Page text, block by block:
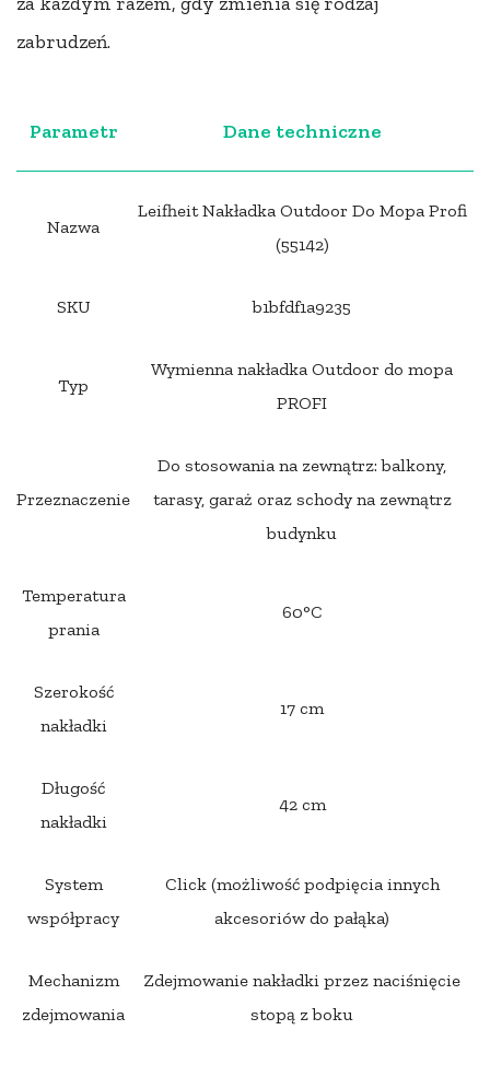
zabrudzeń.
Parametr Dane techniczne
Nazwa
Leifheit Nakładka Outdoor Do Mopa Profi
(55142)
SKU b1bfdf1a9235
Typ
Wymienna nakładka Outdoor do mopa
PROFI
Przeznaczenie
Do stosowania na zewnątrz: balkony,
tarasy, garaż oraz schody na zewnątrz
budynku
Temperatura
prania
60°C
Szerokość
nakładki
17 cm
Długość
nakładki
42 cm
System
współpracy
Click (możliwość podpięcia innych
akcesoriów do pałąka)
Mechanizm
zdejmowania
Zdejmowanie nakładki przez naciśnięcie
stopą z boku